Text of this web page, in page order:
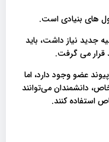
های بنیادی است.
جدید نیاز داشت، باید
قرار می گرفت.
عضو وجود دارد، اما
دانشمندان می‌توانند
استفاده کنند.